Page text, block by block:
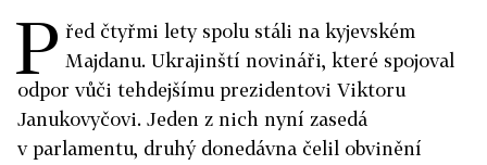
P řed čtyřmi lety spolu stáli na kyjevském
Majdanu. Ukrajinští novináři, které spojoval
odpor vůči tehdejšímu prezidentovi Viktoru
Janukovyčovi. Jeden z nich nyní zasedá
v parlamentu, druhý donedávna čelil obvinění